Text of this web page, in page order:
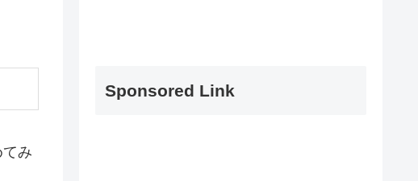
み
Sponsored Link